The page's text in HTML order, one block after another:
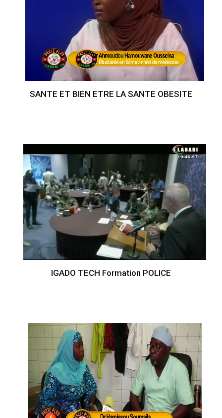
SANTE ET BIEN ETRE LA SANTE OBESITE
IGADO TECH Formation POLICE